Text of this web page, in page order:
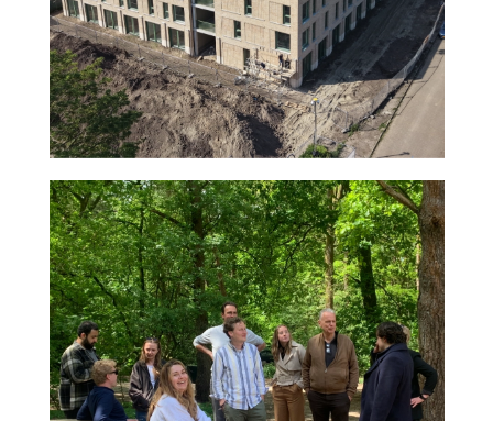
agnova
Nieuws 2026 samenwerken amersfoort